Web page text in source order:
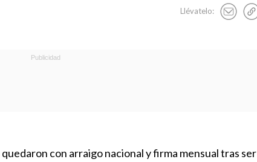
Llévatelo:
con arraigo nacional y firma mensual tras ser